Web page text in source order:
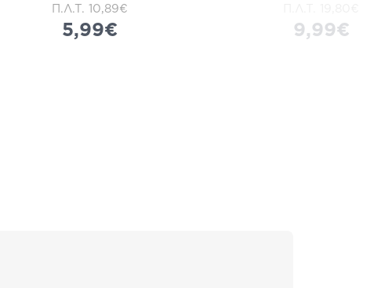
Π.Λ.Τ. 10,89€
5,99€ 9,99€